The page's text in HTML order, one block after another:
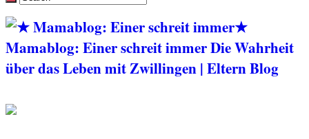
★
Mamablog: Einer schreit immer Die Wahrheit
über das Leben mit Zwillingen | Eltern Blog